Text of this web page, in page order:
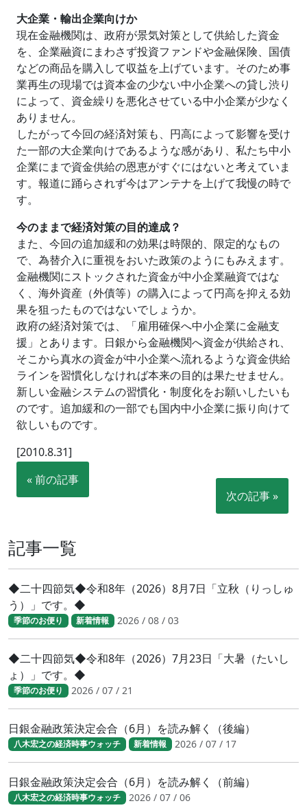
大企業・輸出企業向けか
現在金融機関は、政府が景気対策として供給した資金
を、企業融資にまわさず投資ファンドや金融保険、国債
などの商品を購入して収益を上げています。そのため事
業再生の現場では資本金の少ない中小企業への貸し渋り
によって、資金繰りを悪化させている中小企業が少なく
ありません。
したがって今回の経済対策も、円高によって影響を受け
た一部の大企業向けであるような感があり、私たち中小
企業にまで資金供給の恩恵がすぐにはないと考えていま
す。報道に踊らされず今はアンテナを上げて我慢の時で
す。
今のままで経済対策の目的達成？
また、今回の追加緩和の効果は時限的、限定的なもの
で、為替介入に重視をおいた政策のようにもみえます。
金融機関にストックされた資金が中小企業融資ではな
く、海外資産（外債等）の購入によって円高を抑える効
果を狙ったものではないでしょうか。
政府の経済対策では、「雇用確保へ中小企業に金融支
援」とあります。日銀から金融機関へ資金が供給され、
そこから真水の資金が中小企業へ流れるような資金供給
ラインを習慣化しなければ本来の目的は果たせません。
新しい金融システムの習慣化・制度化をお願いしたいも
のです。追加緩和の一部でも国内中小企業に振り向けて
欲しいものです。
[2010.8.31]
« 前の記事
次の記事 »
記事一覧
◆二十四節気◆令和8年（2026）8月7日「立秋（りっしゅ
う）」です。◆
季節のお便り 新着情報 2026 / 08 / 03
◆二十四節気◆令和8年（2026）7月23日「大暑（たいし
ょ）」です。◆
季節のお便り 2026 / 07 / 21
日銀金融政策決定会合（6月）を読み解く（後編）
八木宏之の経済時事ウォッチ 新着情報 2026 / 07 / 17
日銀金融政策決定会合（6月）を読み解く（前編）
八木宏之の経済時事ウォッチ 2026 / 07 / 06